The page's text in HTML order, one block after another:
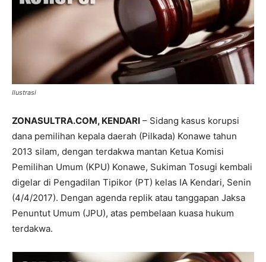
Ilustrasi
ZONASULTRA.COM, KENDARI – Sidang kasus korupsi
dana pemilihan kepala daerah (Pilkada) Konawe tahun
2013 silam, dengan terdakwa mantan Ketua Komisi
Pemilihan Umum (KPU) Konawe, Sukiman Tosugi kembali
digelar di Pengadilan Tipikor (PT) kelas IA Kendari, Senin
(4/4/2017). Dengan agenda replik atau tanggapan Jaksa
Penuntut Umum (JPU), atas pembelaan kuasa hukum
terdakwa.